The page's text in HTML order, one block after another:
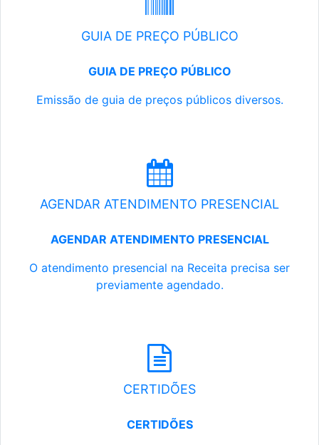
GUIA DE PREÇO PÚBLICO
GUIA DE PREÇO PÚBLICO
Emissão de guia de preços públicos diversos.
AGENDAR ATENDIMENTO PRESENCIAL
AGENDAR ATENDIMENTO PRESENCIAL
O atendimento presencial na Receita precisa ser
previamente agendado.
CERTIDÕES
CERTIDÕES